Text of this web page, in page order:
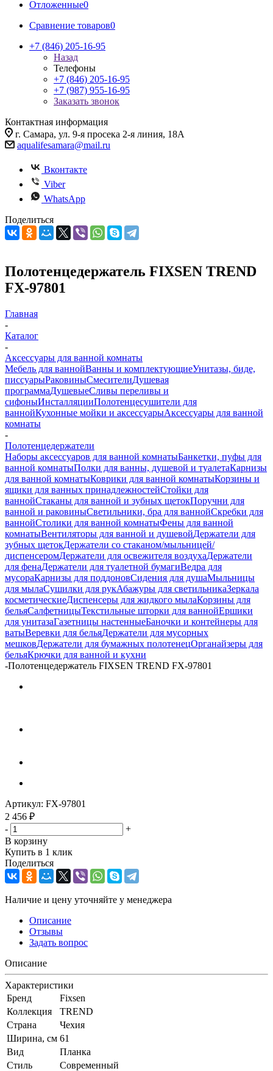
Отложенные0
Сравнение товаров0
+7 (846) 205-16-95
Назад
Телефоны
+7 (846) 205-16-95
+7 (987) 955-16-95
Заказать звонок
Контактная информация
г. Самара, ул. 9-я просека 2-я линия, 18А
aqualifesamara@mail.ru
Вконтакте
Viber
WhatsApp
Поделиться
Полотенцедержатель FIXSEN TREND
FX-97801
Главная
-
Каталог
-
Аксессуары для ванной комнаты
Мебель для ваннойВанны и комплектующиеУнитазы, биде,
писсуарыРаковиныСмесителиДушевая
программаДушевыеСливы переливы и
сифоныИнсталляцииПолотенцесушители для
ваннойКухонные мойки и аксессуарыАксессуары для ванной
комнаты
-
Полотенцедержатели
Наборы аксессуаров для ванной комнатыБанкетки, пуфы для
ванной комнатыПолки для ванны, душевой и туалетаКарнизы
для ванной комнатыКоврики для ванной комнатыКорзины и
ящики для ванных принадлежностейСтойки для
ваннойСтаканы для ванной и зубных щетокПоручни для
ванной и раковиныСветильники, бра для ваннойСкребки для
ваннойСтолики для ванной комнатыФены для ванной
комнатыВентиляторы для ванной и душевойДержатели для
зубных щетокДержатели со стаканом/мыльницей/
диспенсеромДержатели для освежителя воздухаДержатели
для фенаДержатели для туалетной бумагиВедра для
мусораКарнизы для поддоновСидения для душаМыльницы
для мылаСушилки для рукАбажуры для светильникаЗеркала
косметическиеДиспенсеры для жидкого мылаКорзины для
бельяСалфетницыТекстильные шторки для ваннойЕршики
для унитазаГазетницы настенныеБаночки и контейнеры для
ватыВеревки для бельяДержатели для мусорных
мешковДержатели для бумажных полотенецОрганайзеры для
бельяКрючки для ванной и кухни
-Полотенцедержатель FIXSEN TREND FX-97801
Артикул: FX-97801
2 456 ₽
-
+
В корзину
Купить в 1 клик
Поделиться
Наличие и цену уточняйте у менеджера
Описание
Отзывы
Задать вопрос
Описание
Характеристики
Бренд
Fixsen
Коллекция
TREND
Страна
Чехия
Ширина, см 61
Вид
Планка
Стиль
Современный